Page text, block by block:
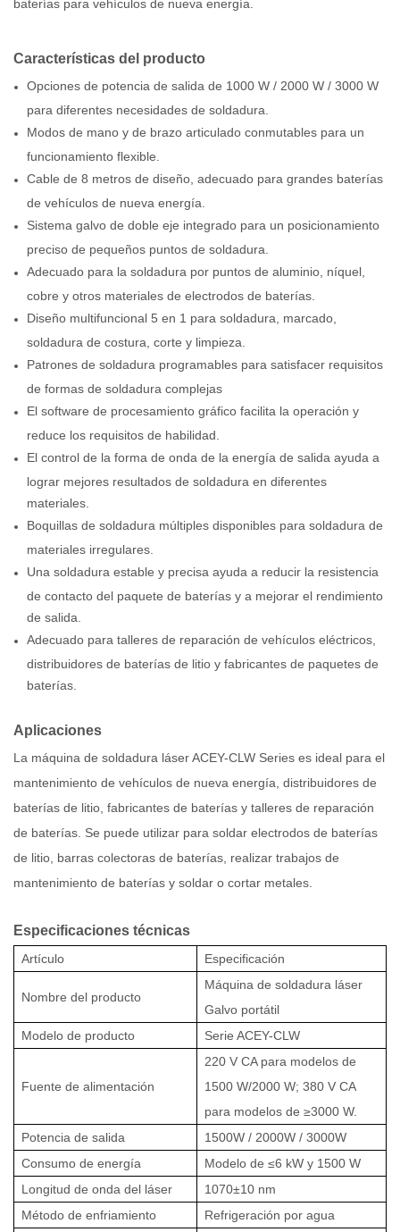
baterías para vehículos de nueva energía.
Características del producto
Opciones de potencia de salida de 1000 W / 2000 W / 3000 W
para diferentes necesidades de soldadura.
Modos de mano y de brazo articulado conmutables para un
funcionamiento flexible.
Cable de 8 metros de diseño, adecuado para grandes baterías
de vehículos de nueva energía.
Sistema galvo de doble eje integrado para un posicionamiento
preciso de pequeños puntos de soldadura.
Adecuado para la soldadura por puntos de aluminio, níquel,
cobre y otros materiales de electrodos de baterías.
Diseño multifuncional 5 en 1 para soldadura, marcado,
soldadura de costura, corte y limpieza.
Patrones de soldadura programables para satisfacer requisitos
de formas de soldadura complejas
El software de procesamiento gráfico facilita la operación y
reduce los requisitos de habilidad.
El control de la forma de onda de la energía de salida ayuda a
lograr mejores resultados de soldadura en diferentes
materiales.
Boquillas de soldadura múltiples disponibles para soldadura de
materiales irregulares.
Una soldadura estable y precisa ayuda a reducir la resistencia
de contacto del paquete de baterías y a mejorar el rendimiento
de salida.
Adecuado para talleres de reparación de vehículos eléctricos,
distribuidores de baterías de litio y fabricantes de paquetes de
baterías.
Aplicaciones
La máquina de soldadura láser ACEY-CLW Series es ideal para el
mantenimiento de vehículos de nueva energía, distribuidores de
baterías de litio, fabricantes de baterías y talleres de reparación
de baterías. Se puede utilizar para soldar electrodos de baterías
de litio, barras colectoras de baterías, realizar trabajos de
mantenimiento de baterías y soldar o cortar metales.
Especificaciones técnicas
Artículo Especificación
Nombre del producto
Máquina de soldadura láser
Galvo portátil
Modelo de producto
Serie ACEY-CLW
Fuente de alimentación
220 V CA para modelos de
1500 W/2000 W; 380 V CA
para modelos de ≥3000 W.
Potencia de salida
1500W / 2000W / 3000W
Consumo de energía
Modelo de ≤6 kW y 1500 W
Longitud de onda del láser
1070±10 nm
Método de enfriamiento
Refrigeración por agua